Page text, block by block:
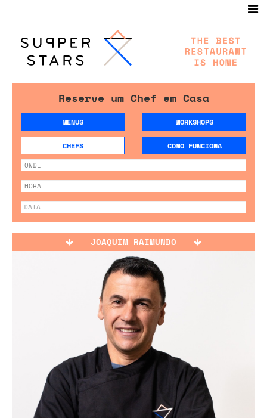
Reserve um Chef em Casa
MENUS WORKSHOPS
CHEFS COMO FUNCIONA
JOAQUIM RAIMUNDO